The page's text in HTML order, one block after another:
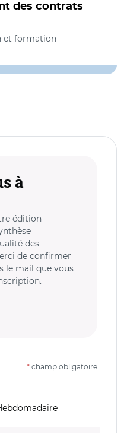
des contrats
et formation
à
édition
des
de confirmer
le mail que vous
* champ obligatoire